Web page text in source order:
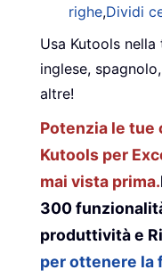
righe,Dividi
Usa Kutools
inglese,
altre!
Potenzia le tue
Kutools per
mai vista prima.
300
produttività e
per ottenere la